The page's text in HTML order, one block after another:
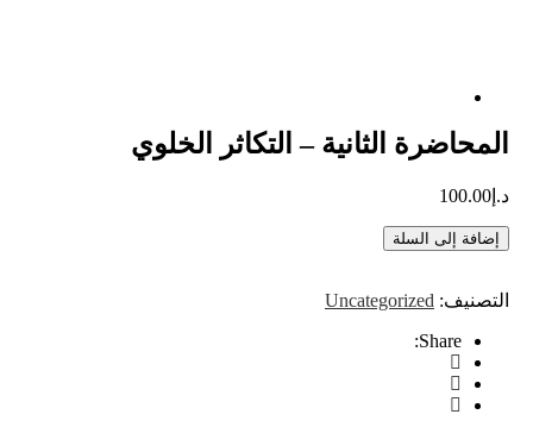
المحاضرة الثانية – التكاثر الخلوي
100.00
إضافة إلى السلة
التصنيف: Uncategorized
Share: